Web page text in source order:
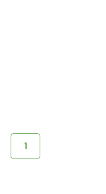
1